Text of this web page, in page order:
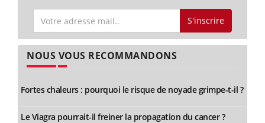
S'inscrire
NOUS VOUS RECOMMANDONS
Fortes chaleurs : pourquoi le risque de noyade grimpe-t-il ?
Le Viagra pourrait-il freiner la propagation du cancer ?